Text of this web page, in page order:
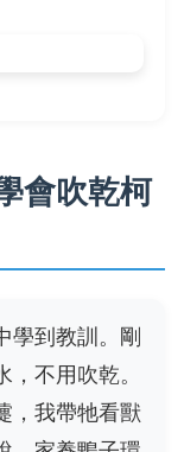
會吹乾柯
學到教訓。剛
不用吹乾。
，我帶牠看獸